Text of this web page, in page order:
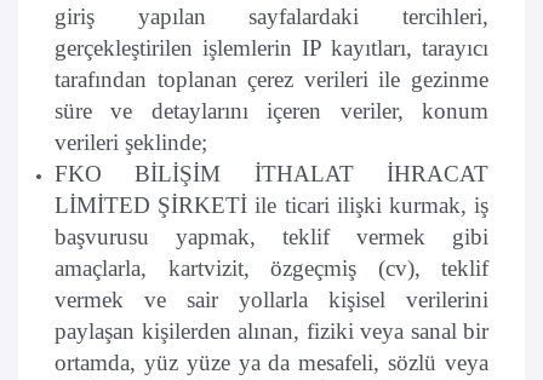
giriş yapılan sayfalardaki tercihleri,
gerçekleştirilen işlemlerin IP kayıtları, tarayıcı
tarafından toplanan çerez verileri ile gezinme
süre ve detaylarını içeren veriler, konum
verileri şeklinde;
FKO BİLİŞİM İTHALAT İHRACAT
LİMİTED ŞİRKETİ ile ticari ilişki kurmak, iş
başvurusu yapmak, teklif vermek gibi
amaçlarla, kartvizit, özgeçmiş (cv), teklif
vermek ve sair yollarla kişisel verilerini
paylaşan kişilerden alınan, fiziki veya sanal bir
ortamda, yüz yüze ya da mesafeli, sözlü veya